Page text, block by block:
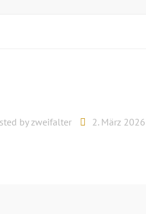
byzweifalter 2. März 2026